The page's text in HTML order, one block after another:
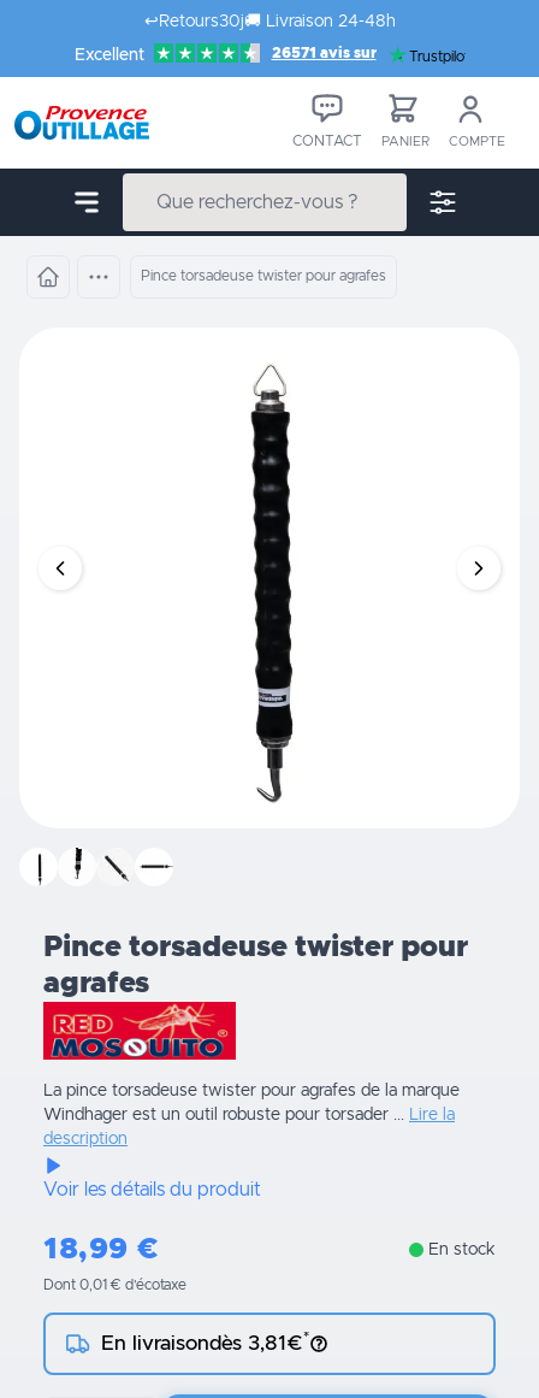
Aller au contenu
↩️ Retours30j🚚 Livraison 24-48h
Excellent
26571 avis sur Trustpilot
CONTACT PANIER COMPTE
Pince torsadeuse twister pour agrafes
Pince torsadeuse twister pour
agrafes
La pince torsadeuse twister pour agrafes de la marque
Windhager est un outil robuste pour torsader ... Lire la
description
Voir les détails du produit
18,99 € En stock
Dont 0,01 € d’écotaxe
En livraisondès 3,81€*